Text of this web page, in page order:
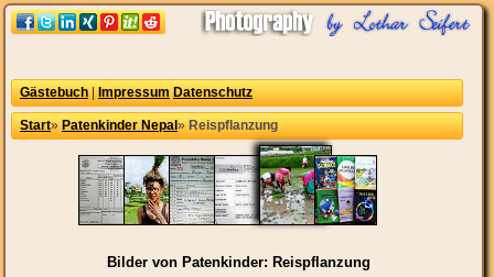
Gästebuch Impressum Datenschutz
Start» Patenkinder Nepal » Reispflanzung
Bilder von Patenkinder: Reispflanzung